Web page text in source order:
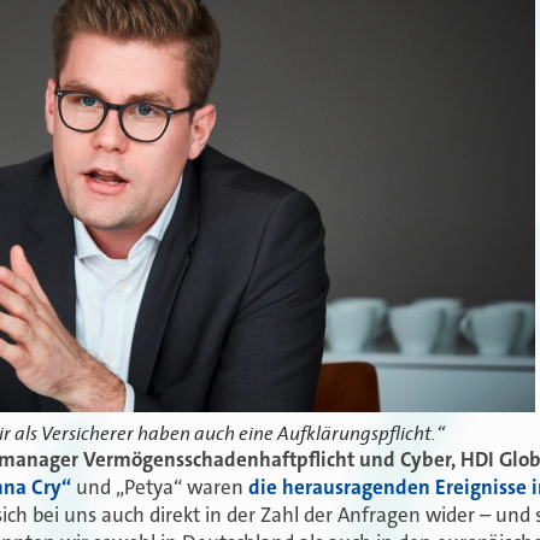
als Versicherer haben auch eine Aufklärungspflicht.“
Vermögensschadenhaftpflicht und Cyber, HDI
Cry“ und „Petya“ waren die herausragenden Ereignisse
bei uns auch direkt in der Zahl der Anfragen wider – und